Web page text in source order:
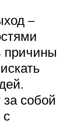
–
причины
собой